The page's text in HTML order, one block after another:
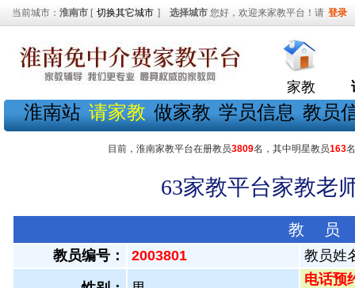
当前城市： 淮南市 [ 切换其它城市 ] 选择城市 您好，欢迎来家教平台！请 登录
家教
淮南站 请家教 做家教 学员信息 教员
目前，淮南家教平台在册教员3809名，其中明星教员163
63家教平台家教老
教 员
教员编号： 2003801 教员姓
电话预